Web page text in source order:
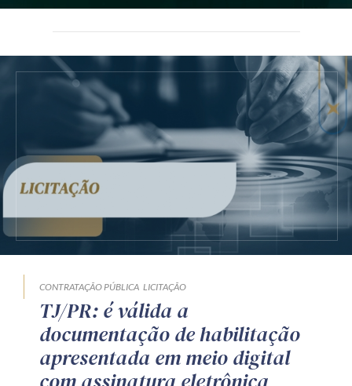
CONTRATAÇÃO PÚBLICA LICITAÇÃO
TJ/PR: é válida a
documentação de habilitação
apresentada em meio digital